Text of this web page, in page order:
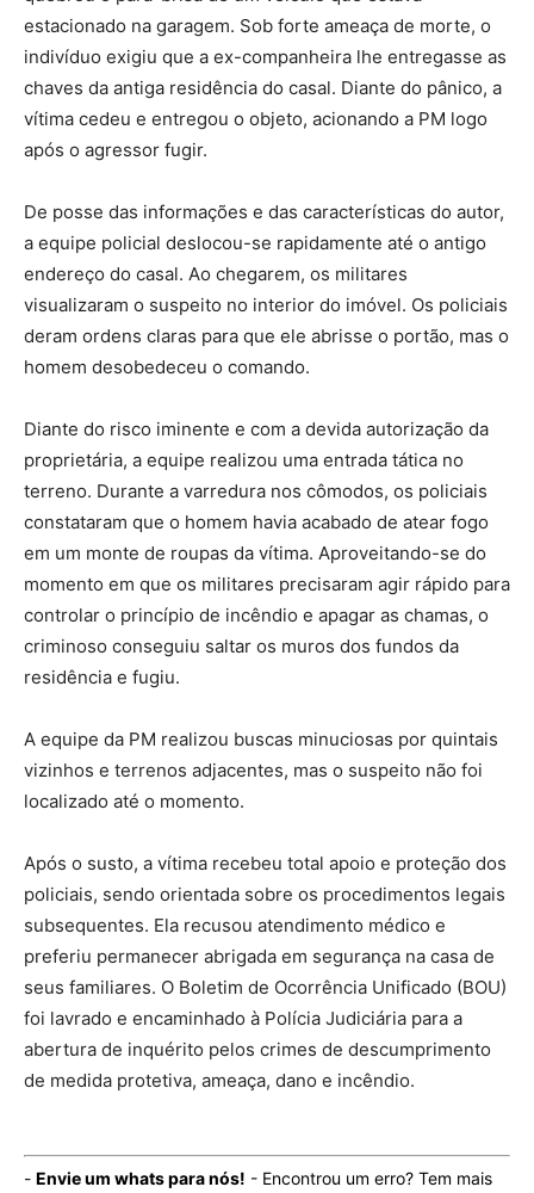
estacionado na garagem. Sob forte ameaça de morte, o
indivíduo exigiu que a ex-companheira lhe entregasse as
chaves da antiga residência do casal. Diante do pânico, a
vítima cedeu e entregou o objeto, acionando a PM logo
após o agressor fugir.
De posse das informações e das características do autor,
a equipe policial deslocou-se rapidamente até o antigo
endereço do casal. Ao chegarem, os militares
visualizaram o suspeito no interior do imóvel. Os policiais
deram ordens claras para que ele abrisse o portão, mas o
homem desobedeceu o comando.
Diante do risco iminente e com a devida autorização da
proprietária, a equipe realizou uma entrada tática no
terreno. Durante a varredura nos cômodos, os policiais
constataram que o homem havia acabado de atear fogo
em um monte de roupas da vítima. Aproveitando-se do
momento em que os militares precisaram agir rápido para
controlar o princípio de incêndio e apagar as chamas, o
criminoso conseguiu saltar os muros dos fundos da
residência e fugiu.
A equipe da PM realizou buscas minuciosas por quintais
vizinhos e terrenos adjacentes, mas o suspeito não foi
localizado até o momento.
Após o susto, a vítima recebeu total apoio e proteção dos
policiais, sendo orientada sobre os procedimentos legais
subsequentes. Ela recusou atendimento médico e
preferiu permanecer abrigada em segurança na casa de
seus familiares. O Boletim de Ocorrência Unificado (BOU)
foi lavrado e encaminhado à Polícia Judiciária para a
abertura de inquérito pelos crimes de descumprimento
de medida protetiva, ameaça, dano e incêndio.
- Envie um whats para nós! - Encontrou um erro? Tem mais